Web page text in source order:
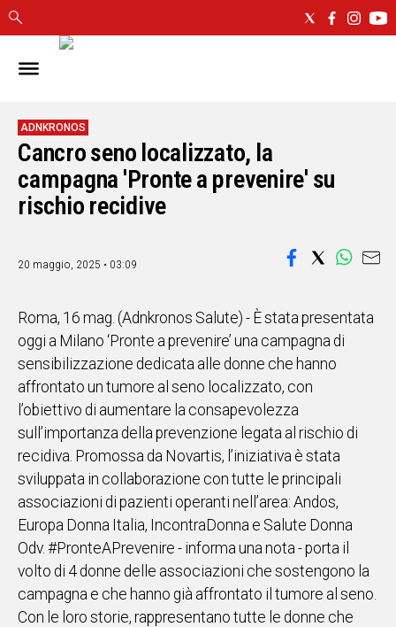
IN
CAGLIARI
SASSARI
NUORO
ORISTANO
SULCIS
OGLIASTRA
ALTRE
NOTIZIE
POLITICA
IN
ITALIA
NEL
MONDO
SPORT
EVENTI
STORIE
VIDEO
ADNKRONOS
Cancro seno localizzato, la
campagna 'Pronte a prevenire' su
rischio recidive
20 maggio, 2025 • 03:09
Roma, 16 mag. (Adnkronos Salute) - È stata presentata
oggi a Milano ‘Pronte a prevenire’ una campagna di
sensibilizzazione dedicata alle donne che hanno
affrontato un tumore al seno localizzato, con
l’obiettivo di aumentare la consapevolezza
sull’importanza della prevenzione legata al rischio di
recidiva. Promossa da Novartis, l’iniziativa è stata
sviluppata in collaborazione con tutte le principali
associazioni di pazienti operanti nell’area: Andos,
Europa Donna Italia, IncontraDonna e Salute Donna
Odv. #PronteAPrevenire - informa una nota - porta il
volto di 4 donne delle associazioni che sostengono la
campagna e che hanno già affrontato il tumore al seno.
Con le loro storie, rappresentano tutte le donne che